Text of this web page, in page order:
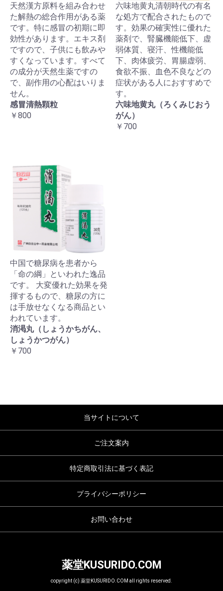
天然漢方原料を組み合わせ
た解熱の総合作用がある薬
です。特に感冒の初期に即
効性があります。エキス剤
ですので、子供にも飲みや
すくなっています。すべて
の成分が天然生薬ですの
で、副作用の心配はいりま
せん。
感冒清熱顆粒
￥800
六味地黄丸清朝時代の有名
な処方で配合されたもので
す。効果の確実性に優れた
薬剤で、腎臓機能低下、虚
弱体質、寝汗、性機能低
下、肉体疲労、胃腸虚弱、
食欲不振、血色不良などの
症状がある人におすすめで
す。
六味地黄丸（ろくみじおう
がん）
￥700
中国で糖尿病を患者から
「命の綱」といわれた逸品
です。 大変優れた効果を発
揮するもので、糖尿の方に
は手放せなくなる商品とい
われています。
消渇丸（しょうかちがん、
しょうかつがん）
￥700
当サイトについて
ご注文案内
特定商取引法に基づく表記
プライバシーポリシー
お問い合わせ
薬堂KUSURIDO.COM
copyright (c) 薬堂KUSURIDO.COM all rights reserved.